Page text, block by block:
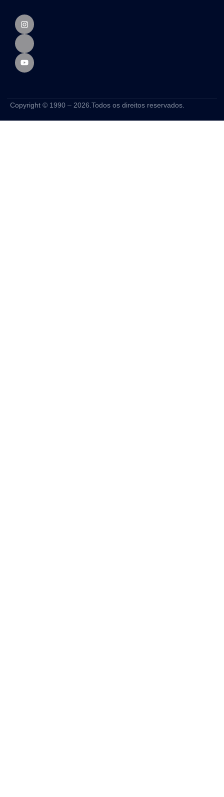
Copyright © 1990 – 2026.Todos os direitos reservados.